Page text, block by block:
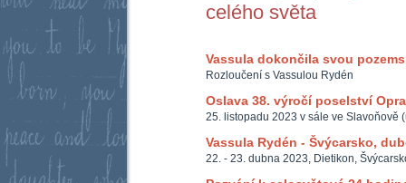
celého světa
Vassula dokončila svou
Rozloučení s Vassulou Rydén
Oslava 38. výročí poselství
25. listopadu 2023 v sále ve Slavoňově
Vassula Rydén - Švýcarsko,
22. - 23. dubna 2023, Dietikon,